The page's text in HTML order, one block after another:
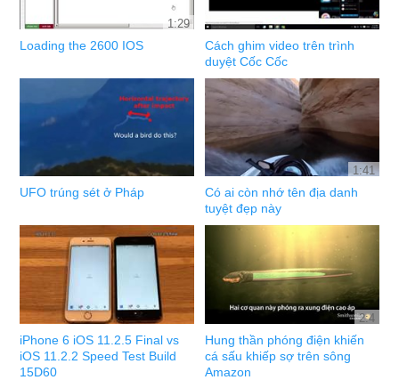
1:29
Loading the 2600 IOS
Cách ghim video trên trình
duyệt Cốc Cốc
UFO trúng sét ở Pháp
1:41
Có ai còn nhớ tên địa danh
tuyệt đẹp này
iPhone 6 iOS 11.2.5 Final vs
iOS 11.2.2 Speed Test Build
15D60
2:4
Hung thần phóng điện khiến
cá sấu khiếp sợ trên sông
Amazon